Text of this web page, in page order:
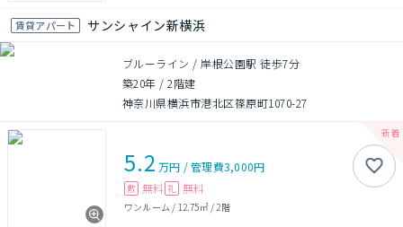
賃貸アパート サンシャイン新横浜
ブルーライン / 岸根公園駅 徒歩7分
築20年 /2階建
神奈川県横浜市港北区篠原町1070-27
5.2 万円 /管理費3,000円
敷 無料 礼 無料
ワンルーム / 12.75㎡/ 2階